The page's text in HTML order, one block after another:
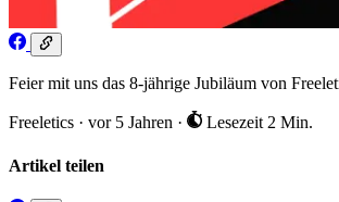
Feier mit uns das 8-jährige Jubiläum von
Freeletics · vor 5 Jahren · Lesezeit 2 Min.
Artikel teilen